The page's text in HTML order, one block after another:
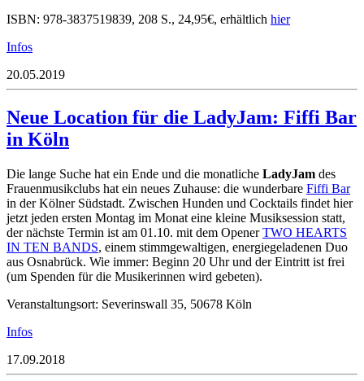
ISBN: 978-3837519839, 208 S., 24,95€, erhältlich hier
Infos
20.05.2019
Neue Location für die LadyJam: Fiffi Bar
in Köln
Die lange Suche hat ein Ende und die monatliche LadyJam des
Frauenmusikclubs hat ein neues Zuhause: die wunderbare Fiffi Bar
in der Kölner Südstadt. Zwischen Hunden und Cocktails findet hier
jetzt jeden ersten Montag im Monat eine kleine Musiksession statt,
der nächste Termin ist am 01.10. mit dem OpenerTWO HEARTS
IN TEN BANDS, einem stimmgewaltigen, energiegeladenen Duo
aus Osnabrück. Wie immer: Beginn 20 Uhr und der Eintritt ist frei
(um Spenden für die Musikerinnen wird gebeten).
Veranstaltungsort: Severinswall 35, 50678 Köln
Infos
17.09.2018